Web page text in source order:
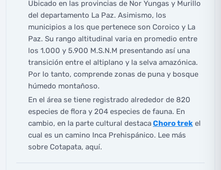
Ubicado en las provincias de Nor Yungas y Murillo
del departamento La Paz. Asimismo, los
municipios a los que pertenece son Coroico y La
Paz. Su rango altitudinal varia en promedio entre
los 1.000 y 5.900 M.S.N.M presentando así una
transición entre el altiplano y la selva amazónica.
Por lo tanto, comprende zonas de puna y bosque
húmedo montañoso.
En el área se tiene registrado alrededor de 820
especies de flora y 204 especies de fauna. En
cambio, en la parte cultural destacaChoro trek el
cual es un camino Inca Prehispánico. Lee más
sobre Cotapata, aquí.